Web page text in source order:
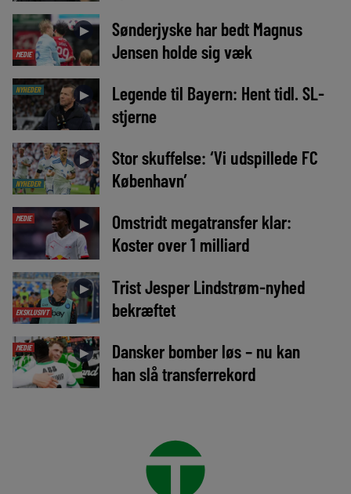
MEDIE
►
Sønderjyske har bedt Magnus
Jensen holde sig væk
NYHEDER ►
Legende til Bayern: Hent tidl. SL-
stjerne
NYHEDER
►
Stor skuffelse: ‘Vi udspillede FC
København’
MEDIE ►
Omstridt megatransfer klar:
Koster over 1 milliard
EKSKLUSIVT
►
Trist Jesper Lindstrøm-nyhed
bekræftet
MEDIE ►
Dansker bomber løs – nu kan
han slå transferrekord